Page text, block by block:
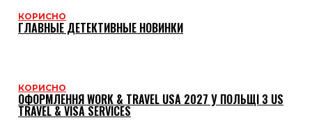
КОРИСНО
ГЛАВНЫЕ ДЕТЕКТИВНЫЕ НОВИНКИ
КОРИСНО
ОФОРМЛЕННЯ WORK & TRAVEL USA 2027 У ПОЛЬЩІ З US
TRAVEL & VISA SERVICES